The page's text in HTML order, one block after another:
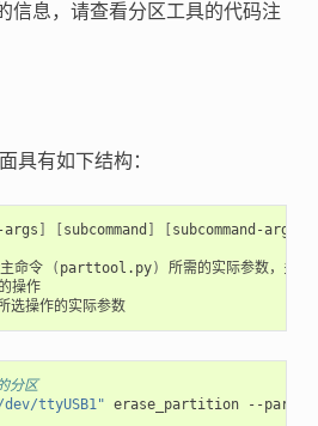
信息，请查看分区工具的代码注
具有如下结构：
args ] [subcommand ] [subcommand-args
命令 ( parttool.py)
所需的实际参数，多与
操作
所选操作的实际参数
分区
ttyUSB1" erase_partition --